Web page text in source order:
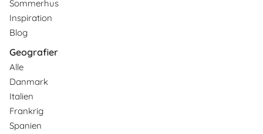
Sommerhus
Inspiration
Blog
Geografier
Alle
Danmark
Italien
Frankrig
Spanien